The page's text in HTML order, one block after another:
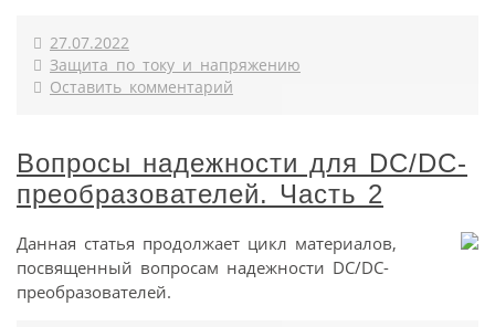
27.07.2022
Защита по току и напряжению
Оставить комментарий
Вопросы надежности для DC/DC-
преобразователей. Часть 2
Данная статья продолжает цикл материалов,
посвященный вопросам надежности DC/DC-
преобразователей.